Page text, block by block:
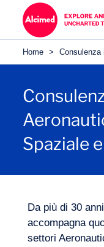
Home > Consulenza
Spaziale
Da più di 30
accompagna
settori